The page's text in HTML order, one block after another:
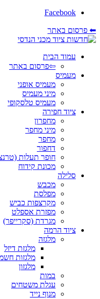
Facebook
⬅ פרסום באתר
עמוד הבית
⇦פרסום באתר
מעמיס
מעמיס אופני
מיני מעמיס
מעמיס טלסקופי
ציוד חפירה
מחפרון
מיני מחפר
מחפר
דחפור
חופר תעלות
מכונת קידוח
סלילה
מכבש
מפלסת
מקרצפות כביש
מפזרת אספלט
מגרדת (סקרייפר)
ציוד הרמה
מלגזה
מלגזת דיזל
מלגזות
מלגזון
במות
עגלת משטחים
מנוף נייד